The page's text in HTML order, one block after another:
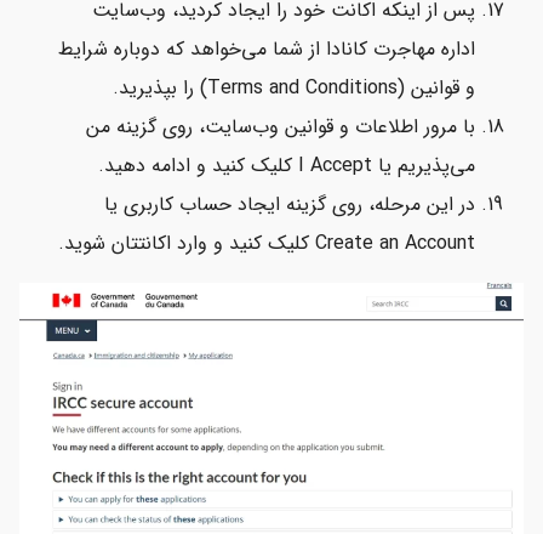
پس از اینکه اکانت خود را ایجاد کردید، وب‌سایت
اداره مهاجرت کانادا از شما می‌خواهد که دوباره شرایط
و قوانین (Terms and Conditions) را بپذیرید.
با مرور اطلاعات و قوانین وب‌سایت، روی گزینه من
می‌پذیریم یا I Accept کلیک کنید و ادامه دهید.
در این مرحله، روی گزینه ایجاد حساب کاربری یا
Create an Account کلیک کنید و وارد اکانتتان شوید.